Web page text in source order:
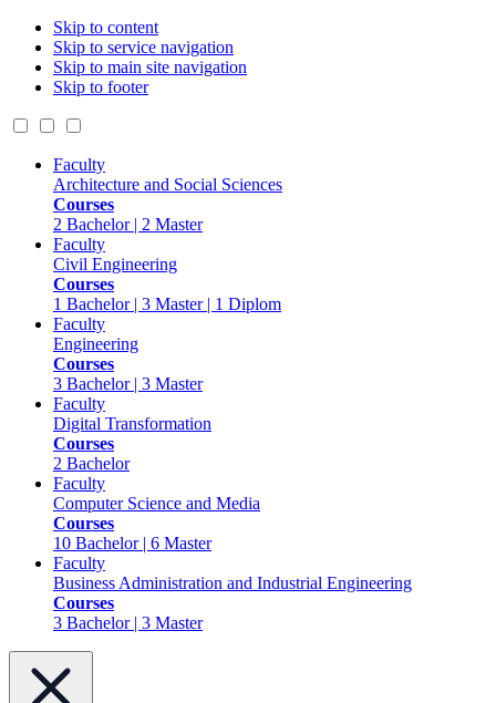
Skip to content
Skip to service navigation
Skip to main site navigation
Skip to footer
Faculty
Architecture and Social Sciences
Courses
2 Bachelor | 2 Master
Faculty
Civil Engineering
Courses
1 Bachelor | 3 Master | 1 Diplom
Faculty
Engineering
Courses
3 Bachelor | 3 Master
Faculty
Digital Transformation
Courses
2 Bachelor
Faculty
Computer Science and Media
Courses
10 Bachelor | 6 Master
Faculty
Business Administration and Industrial Engineering
Courses
3 Bachelor | 3 Master